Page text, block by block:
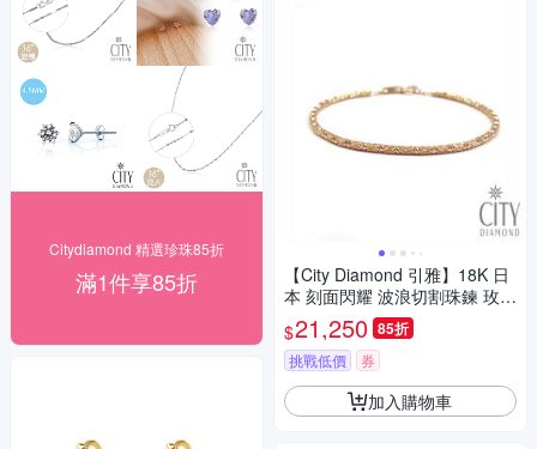
Citydiamond 精選珍珠85折
滿1件享85折
【City Diamond 引雅】18K 日
本 刻面閃耀 波浪切割珠鍊 玫瑰
金 手鍊 (東京Yuki表參道系列)
$21,250 85折
挑戰低價 券
加入購物車